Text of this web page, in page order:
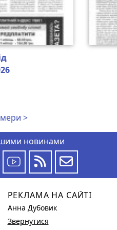
>
новинами
РЕКЛАМА НА САЙТІ
Анна Дубовик
Звернутися